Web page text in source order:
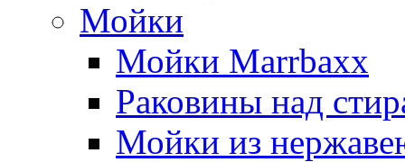
Мойки
Мойки Marrbaxx
Раковины над
Мойки из